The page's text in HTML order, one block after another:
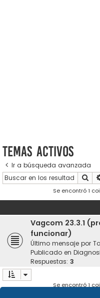
Temas activos
Ir a búsqueda avanzada
Se encontró 1
Vagcom 23.3.1
funcionar)
Último mensaje por
Publicado en
Respuestas: 3
Se encontró 1